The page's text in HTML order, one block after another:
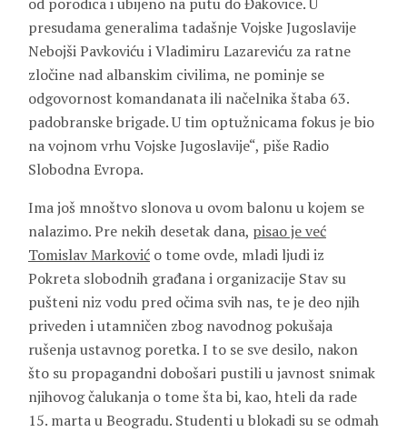
presudama generalima tadašnje Vojske Jugoslavije
Nebojši Pavkoviću i Vladimiru Lazareviću za ratne
zločine nad albanskim civilima, ne pominje se
odgovornost komandanata ili načelnika štaba 63.
padobranske brigade. U tim optužnicama fokus je bio
na vojnom vrhu Vojske Jugoslavije“, piše Radio
Slobodna Evropa.
Ima još mnoštvo slonova u ovom balonu u kojem se
nalazimo. Pre nekih desetak dana, pisao je već
Tomislav Marković o tome ovde, mladi ljudi iz
Pokreta slobodnih građana i organizacije Stav su
pušteni niz vodu pred očima svih nas, te je deo njih
priveden i utamničen zbog navodnog pokušaja
rušenja ustavnog poretka. I to se sve desilo, nakon
što su propagandni dobošari pustili u javnost snimak
njihovog čalukanja o tome šta bi, kao, hteli da rade
15. marta u Beogradu. Studenti u blokadi su se odmah